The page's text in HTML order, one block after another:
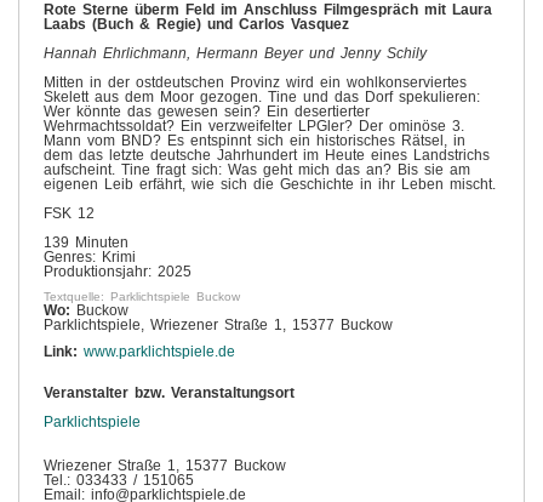
Rote Sterne überm Feld im Anschluss Filmgespräch mit Laura
Laabs (Buch & Regie) und Carlos Vasquez
Hannah Ehrlichmann, Hermann Beyer und Jenny Schily
Mitten in der ostdeutschen Provinz wird ein wohlkonserviertes
Skelett aus dem Moor gezogen. Tine und das Dorf spekulieren:
Wer könnte das gewesen sein? Ein desertierter
Wehrmachtssoldat? Ein verzweifelter LPGler? Der ominöse 3.
Mann vom BND? Es entspinnt sich ein historisches Rätsel, in
dem das letzte deutsche Jahrhundert im Heute eines Landstrichs
aufscheint. Tine fragt sich: Was geht mich das an? Bis sie am
eigenen Leib erfährt, wie sich die Geschichte in ihr Leben mischt.
FSK 12
139 Minuten
Genres: Krimi
Produktionsjahr: 2025
Textquelle: Parklichtspiele Buckow
Wo: Buckow
Parklichtspiele, Wriezener Straße 1, 15377 Buckow
Link: www.parklichtspiele.de
Veranstalter bzw. Veranstaltungsort
Parklichtspiele
Wriezener Straße 1, 15377 Buckow
Tel.: 033433 / 151065
Email: info@parklichtspiele.de